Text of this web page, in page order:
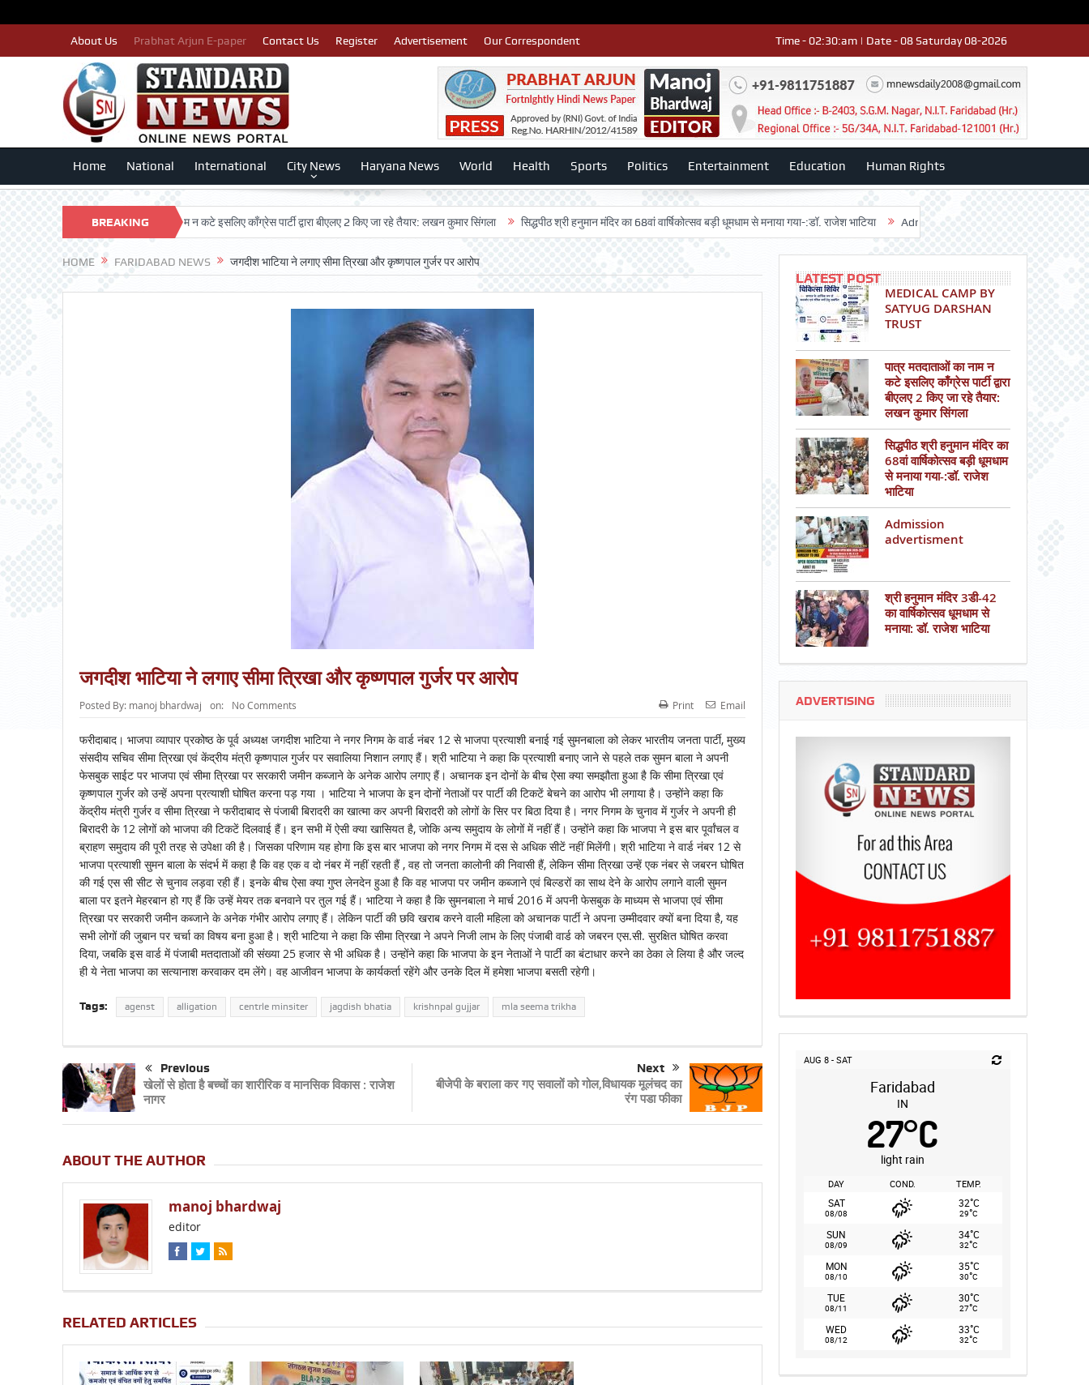
About Us Prabhat Arjun E-paper Contact Us Register Advertisement Our Correspondent Time - 02:30:am | Date - 08 Saturday 08-2026
Home National International City News Haryana News World Health Sports Politics Entertainment Education Human Rights
BREAKING
NEWS
पात्र मतदाताओं का नाम न कटे इसलिए काँग्रेस पार्टी द्वारा बीएलए 2 किए जा रहे तैयार: लखन कुमार सिंगला सिद्धपीठ श्री हनुमान मंदिर का 68वां वार्षिकोत्सव बड़ी धूमधाम से मनाया गया-:डॉ. राजेश भाटिया Admission advertisment श्री हनुमान मंदिर
HOME FARIDABAD NEWS जगदीश भाटिया ने लगाए सीमा त्रिखा और कृष्णपाल गुर्जर पर आरोप
जगदीश भाटिया ने लगाए सीमा त्रिखा और कृष्णपाल गुर्जर पर आरोप
Posted By: manoj bhardwaj on: No Comments Print Email
फरीदाबाद। भाजपा व्यापार प्रकोष्ठ के पूर्व अध्यक्ष जगदीश भाटिया ने नगर निगम के वार्ड नंबर 12 से भाजपा प्रत्याशी बनाई गई सुमनबाला को लेकर भारतीय जनता पार्टी, मुख्य
संसदीय सचिव सीमा त्रिखा एवं केंद्रीय मंत्री कृष्णपाल गुर्जर पर सवालिया निशान लगाए हैं। श्री भाटिया ने कहा कि प्रत्याशी बनाए जाने से पहले तक सुमन बाला ने अपनी
फेसबुक साईट पर भाजपा एवं सीमा त्रिखा पर सरकारी जमीन कब्जाने के अनेक आरोप लगाए हैं। अचानक इन दोनों के बीच ऐसा क्या समझौता हुआ है कि सीमा त्रिखा एवं
कृष्णपाल गुर्जर को उन्हें अपना प्रत्याशी घोषित करना पड़ गया । भाटिया ने भाजपा के इन दोनों नेताओं पर पार्टी की टिकटें बेचने का आरोप भी लगाया है। उन्होंने कहा कि
केंद्रीय मंत्री गुर्जर व सीमा त्रिखा ने फरीदाबाद से पंजाबी बिरादरी का खात्मा कर अपनी बिरादरी को लोगों के सिर पर बिठा दिया है। नगर निगम के चुनाव में गुर्जर ने अपनी ही
बिरादरी के 12 लोगों को भाजपा की टिकटें दिलवाई हैं। इन सभी में ऐसी क्या खासियत है, जोकि अन्य समुदाय के लोगों में नहीं हैं। उन्होंने कहा कि भाजपा ने इस बार पूर्वांचल व
ब्राहण समुदाय की पूरी तरह से उपेक्षा की है। जिसका परिणाम यह होगा कि इस बार भाजपा को नगर निगम में दस से अधिक सीटें नहीं मिलेंगी। श्री भाटिया ने वार्ड नंबर 12 से
भाजपा प्रत्याशी सुमन बाला के संदर्भ में कहा है कि वह एक व दो नंबर में नहीं रहती हैं , वह तो जनता कालोनी की निवासी हैं, लेकिन सीमा त्रिखा उन्हें एक नंबर से जबरन घोषित
की गई एस सी सीट से चुनाव लड़वा रही हैं। इनके बीच ऐसा क्या गुप्त लेनदेन हुआ है कि वह भाजपा पर जमीन कब्जाने एवं बिल्डरों का साथ देने के आरोप लगाने वाली सुमन
बाला पर इतने मेहरबान हो गए हैं कि उन्हें मेयर तक बनवाने पर तुल गई हैं। भाटिया ने कहा है कि सुमनबाला ने मार्च 2016 में अपनी फेसबुक के माध्यम से भाजपा एवं सीमा
त्रिखा पर सरकारी जमीन कब्जाने के अनेक गंभीर आरोप लगाए हैं। लेकिन पार्टी की छवि खराब करने वाली महिला को अचानक पार्टी ने अपना उम्मीदवार क्यों बना दिया है, यह
सभी लोगों की जुबान पर चर्चा का विषय बना हुआ है। श्री भाटिया ने कहा कि सीमा त्रिखा ने अपने निजी लाभ के लिए पंजाबी वार्ड को जबरन एस.सी. सुरक्षित घोषित करवा
दिया, जबकि इस वार्ड में पंजाबी मतदाताओं की संख्या 25 हजार से भी अधिक है। उन्होंने कहा कि भाजपा के इन नेताओं ने पार्टी का बंटाधार करने का ठेका ले लिया है और जल्द
ही ये नेता भाजपा का सत्यानाश करवाकर दम लेंगे। वह आजीवन भाजपा के कार्यकर्ता रहेंगे और उनके दिल में हमेशा भाजपा बसती रहेगी।
Tags: agenst alligation centrle minsiter jagdish bhatia krishnpal gujjar mla seema trikha
Previous
खेलों से होता है बच्चों का शारीरिक व मानसिक विकास : राजेश
नागर
Next
बीजेपी के बराला कर गए सवालों को गोल,विधायक मूलंचद का
रंग पडा फीका
ABOUT THE AUTHOR
manoj bhardwaj
editor
RELATED ARTICLES
LATEST POST
MEDICAL CAMP BY
SATYUG DARSHAN
TRUST
पात्र मतदाताओं का नाम न
कटे इसलिए काँग्रेस पार्टी द्वारा
बीएलए 2 किए जा रहे तैयार:
लखन कुमार सिंगला
सिद्धपीठ श्री हनुमान मंदिर का
68वां वार्षिकोत्सव बड़ी धूमधाम
से मनाया गया-:डॉ. राजेश
भाटिया
Admission
advertisment
श्री हनुमान मंदिर 3डी-42
का वार्षिकोत्सव धूमधाम से
मनाया: डॉ. राजेश भाटिया
ADVERTISING
AUG 8 - SAT
Faridabad
IN
27°C
light rain
DAY COND. TEMP.
SAT
08/08
32°C
29°C
SUN
08/09
34°C
32°C
MON
08/10
35°C
30°C
TUE
08/11
30°C
27°C
WED
08/12
33°C
32°C